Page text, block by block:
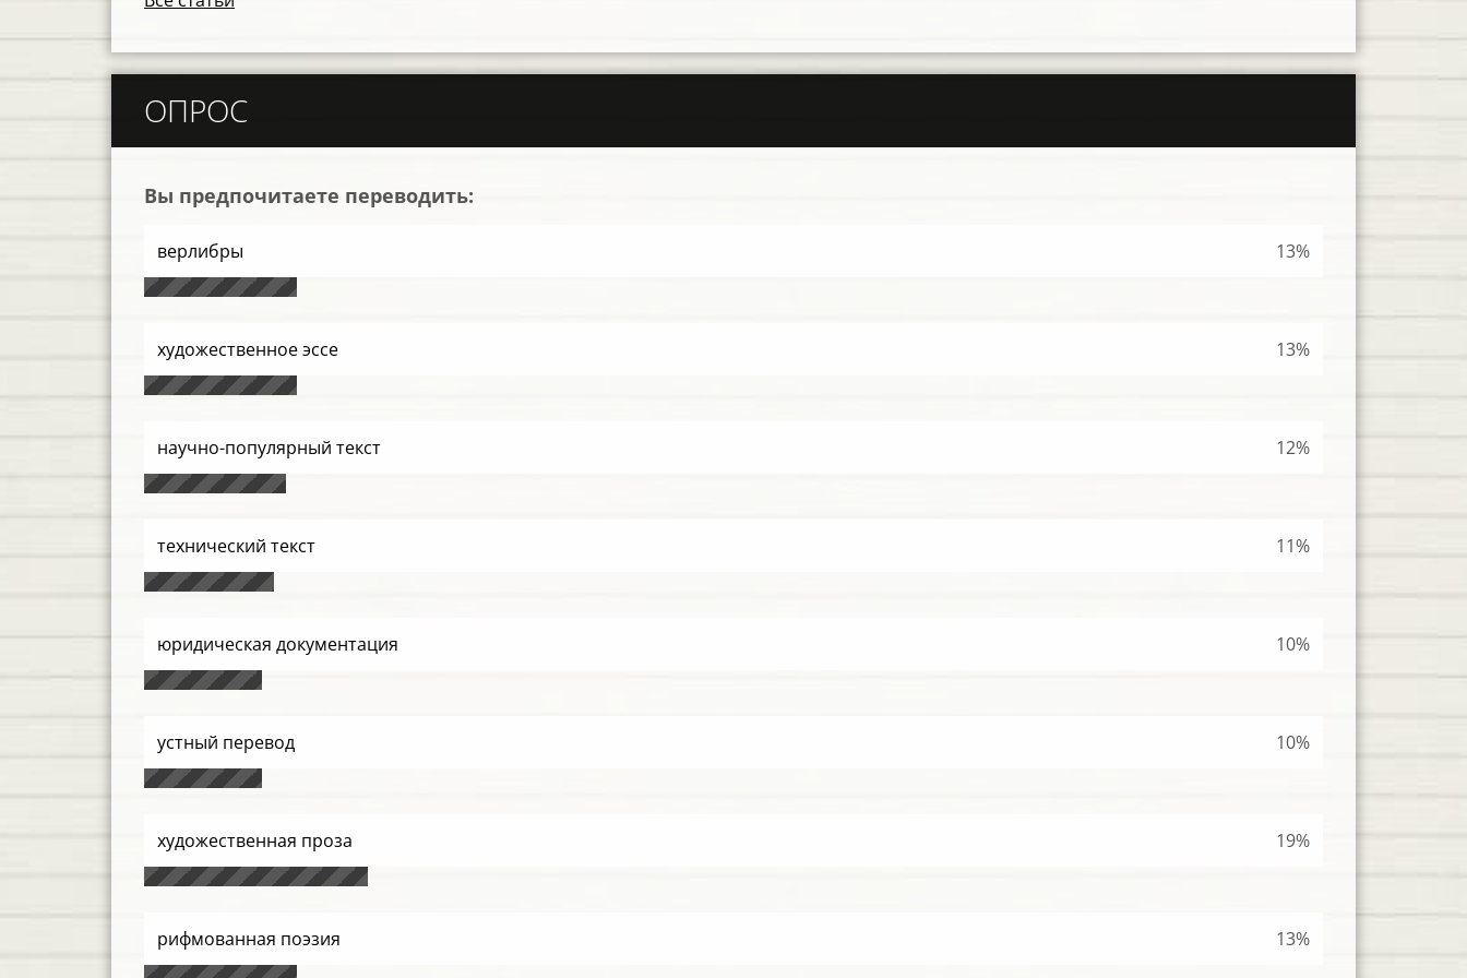
ОПРОС
Вы предпочитаете переводить:
верлибры 13%
художественное эссе 13%
научно-популярный текст 12%
технический текст 11%
юридическая документация 10%
устный перевод 10%
художественная проза 19%
рифмованная поэзия 13%